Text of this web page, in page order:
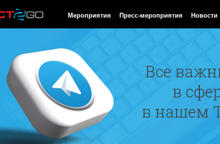
Мероприятия Пресс-мероприятия Новости